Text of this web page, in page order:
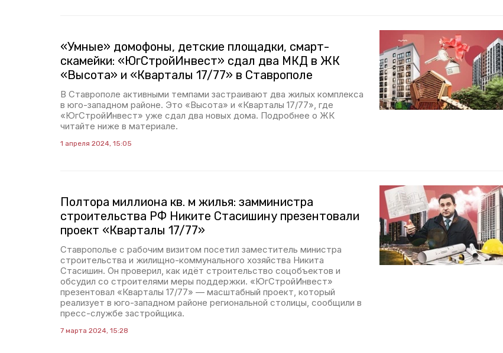
«Умные» домофоны, детские площадки, смарт-
скамейки: «ЮгСтройИнвест» сдал два МКД в ЖК
«Высота» и «Кварталы 17/77» в Ставрополе
В Ставрополе активными темпами застраивают два жилых комплекса
в юго-западном районе. Это «Высота» и «Кварталы 17/77», где
«ЮгСтройИнвест» уже сдал два новых дома. Подробнее о ЖК
читайте ниже в материале.
1 апреля 2024, 15:05
Полтора миллиона кв. м жилья: замминистра
строительства РФ Никите Стасишину презентовали
проект «Кварталы 17/77»
Ставрополье с рабочим визитом посетил заместитель министра
строительства и жилищно-коммунального хозяйства Никита
Стасишин. Он проверил, как идёт строительство соцобъектов и
обсудил со строителями меры поддержки. «ЮгСтройИнвест»
презентовал «Кварталы 17/77» — масштабный проект, который
реализует в юго-западном районе региональной столицы, сообщили в
пресс-службе застройщика.
7 марта 2024, 15:28